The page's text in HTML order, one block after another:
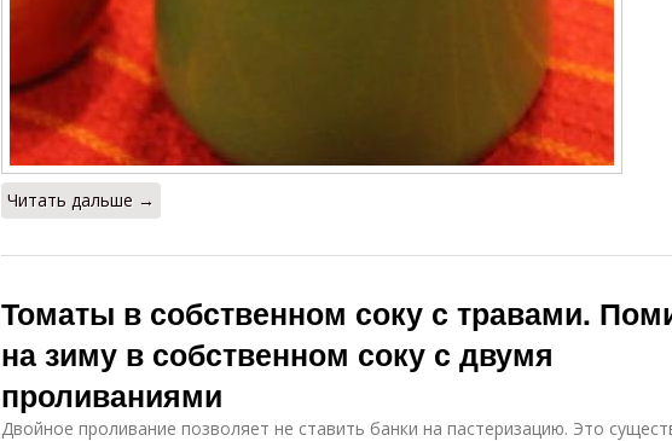
Читать дальше →
Томаты в собственном соку с травами.
на зиму в собственном соку с двумя
проливаниями
Двойное проливание позволяет не ставить банки на пастеризацию. Это